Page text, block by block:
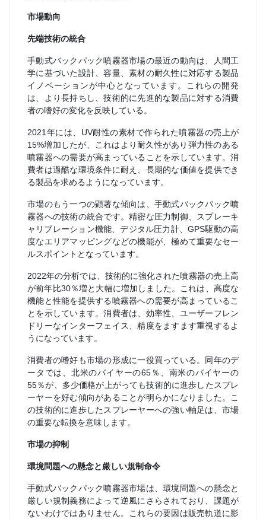
市場動向
先端技術の統合
手動式バックパック噴霧器市場の最近の動向は、人間工
学に基づいた設計、容量、素材の耐久性に対応する製品
イノベーションが中心となっています。これらの開発
は、より長持ちし、技術的に先進的な製品に対する消費
者の嗜好の変化を反映している。
2021年には、UV耐性の素材で作られた噴霧器の売上が
15%増加したが、これはより耐久性があり弾力性のある
噴霧器への需要が高まっていることを示しています。消
費者は過酷な環境条件に耐え、長期的な価値を提供でき
る製品を求めるようになっています。
市場のもう一つの顕著な傾向は、手動式バックパック噴
霧器への技術の統合です。精密な圧力制御、スプレーキ
ャリブレーション機能、デジタル圧力計、GPS駆動の高
度なエリアマッピングなどの機能が、極めて重要なセー
ルスポイントとなっています。
2022年の分析では、技術的に強化された噴霧器の売上高
が前年比30％増と大幅に増加しました。これは、高度な
機能と性能を提供する噴霧器への需要が高まっているこ
とを示しています。消費者は、効率性、ユーザーフレン
ドリーなインターフェイス、精度をますます重視するよ
うになっています。
消費者の嗜好も市場の形成に一役買っている。同年のデ
ータでは、北米のバイヤーの65％、南米のバイヤーの
55％が、多少価格が上がっても技術的に進歩したスプレ
ーヤーを好む傾向があることが明らかになりました。こ
の技術的に進歩したスプレーヤーへの強い軸足は、市場
の重要な転換を意味します。
市場の抑制
環境問題への懸念と厳しい規制命令
手動式バックパック噴霧器市場は、環境問題への懸念と
厳しい規制義務によって逆風にさらされており、課題が
ないわけではありません。これらの要因は販売軌道に影